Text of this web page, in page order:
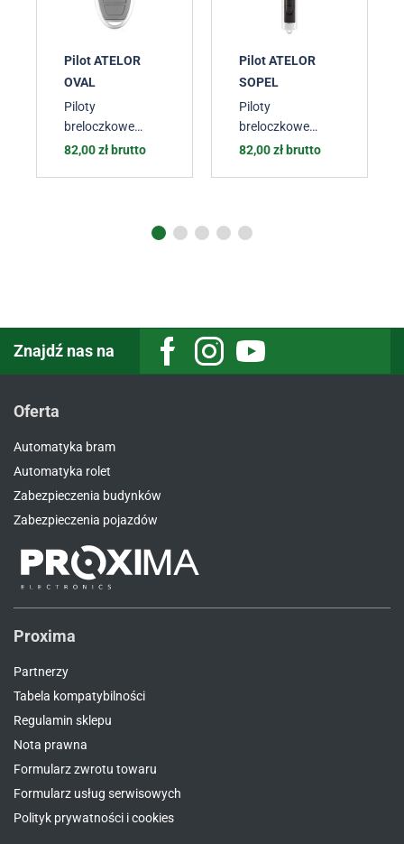
Pilot ATELOR
OVAL
Piloty
breloczkowe
ATELOR
82,00zł brutto
Pilot ATELOR
SOPEL
Piloty
breloczkowe
ATELOR
82,00zł brutto
Znajdź nas na
Oferta
Automatyka bram
Automatyka rolet
Zabezpieczenia budynków
Zabezpieczenia pojazdów
Proxima
Partnerzy
Tabela kompatybilności
Regulamin sklepu
Nota prawna
Formularz zwrotu towaru
Formularz usług serwisowych
Polityk prywatności i cookies